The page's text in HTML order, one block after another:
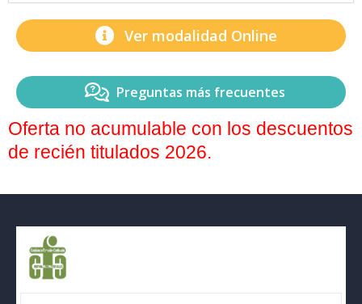
Ver modalidad Online
Preguntas más frecuentes
Oferta no acumulable con los descuentos
de recién titulados 2026.